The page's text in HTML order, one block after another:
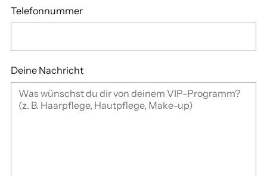
Telefonnummer
Deine Nachricht